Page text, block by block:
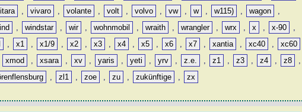
, vivaro , volante , volt , volvo , vw , w , w115) , wagon
,
, windstar , wir , wohnmobil , wraith , wrangler , wrx , x , x-90
,
, x1 , x1/9 , x2 , x3 , x4 , x5 , x6 , x7 , xantia , xc40 ,
xc60
xmod , xsara , xv , yaris , yeti , yrv , z.e. , z1 , z3 , z4 , z8
,
, zl1 , zoe , zu , zukünftige , zx